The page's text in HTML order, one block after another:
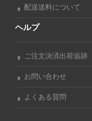
配送送料について
ヘルプ
ご注文決済出荷追跡
お問い合わせ
よくある質問